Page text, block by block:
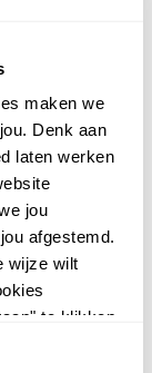
maken we
Denk aan
laten werken
jou
afgestemd.
wijze wilt
te klikken.